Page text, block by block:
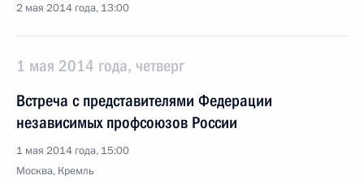
2 мая 2014 года, 13:00
1 мая 2014 года, четверг
Встреча с представителями Федерации
независимых профсоюзов России
1 мая 2014 года, 15:00
Москва, Кремль